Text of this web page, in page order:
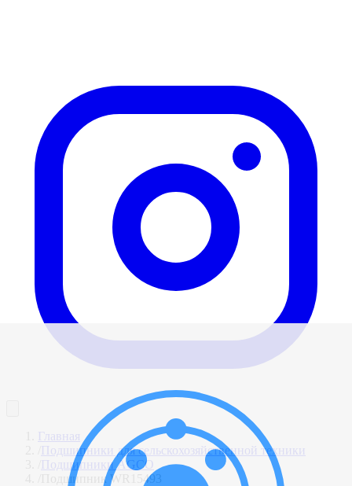
Главная
Подшипники для сельскохозяйственной техники
Подшипники AGCO
Подшипник WR15493